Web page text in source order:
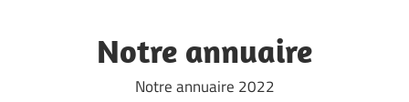
Notre annuaire
Notre annuaire 2022